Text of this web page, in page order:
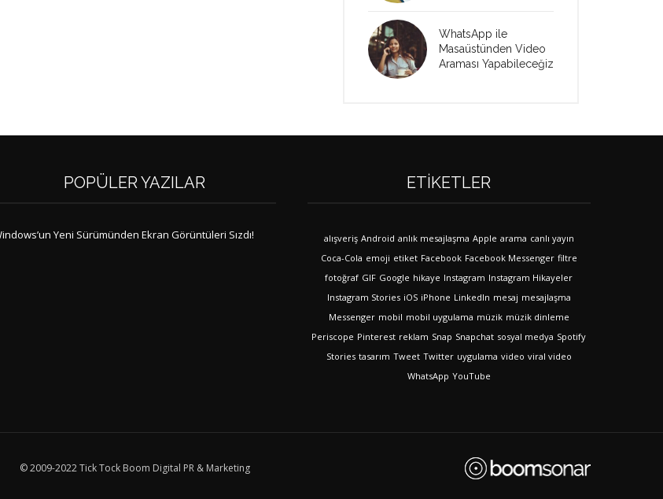
WhatsApp ile
Masaüstünden Video
Araması Yapabileceğiz
POPÜLER YAZILAR
Yeni Sürümünden Ekran Görüntüleri Sızdı!
ETIKETLER
alışveriş Android anlık mesajlaşma Apple arama canlı yayın
Coca-Cola emoji etiket Facebook Facebook Messenger filtre
fotoğraf GIF Google hikaye Instagram Instagram Hikayeler
Instagram Stories iOS iPhone LinkedIn mesaj mesajlaşma
Messenger mobil mobil uygulama müzik müzik dinleme
Periscope Pinterest reklam Snap Snapchat sosyal medya Spotify
Stories tasarım Tweet Twitter uygulama video viral video
WhatsApp YouTube
© 2009-2022 Tick Tock Boom Digital PR & Marketing